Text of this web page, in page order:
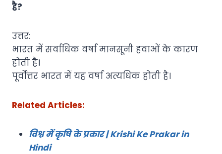
है?
उत्तर:
भारत में सर्वाधिक वर्षा मानसूनी हवाओं के कारण
होती है।
पूर्वोत्तर भारत में यह वर्षा अत्यधिक होती है।
Related Articles:
विश्व में कृषि के प्रकार | Krishi Ke Prakar in
Hindi